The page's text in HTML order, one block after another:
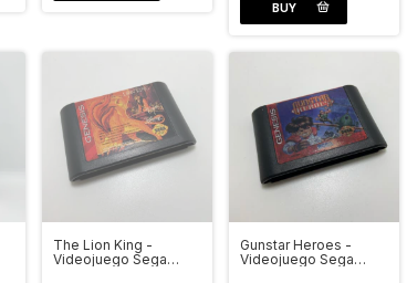
The Lion King -
Videojuego Sega
Gunstar Heroes -
Videojuego Sega